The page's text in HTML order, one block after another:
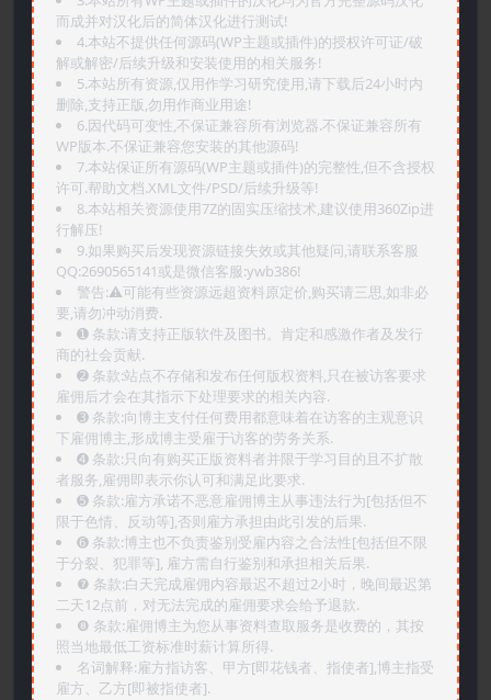
而成并对汉化后的简体汉化进行测试!
4.本站不提供任何源码(WP主题或插件)的授权许可证/破
解或解密/后续升级和安装使用的相关服务!
5.本站所有资源,仅用作学习研究使用,请下载后24小时内
删除,支持正版,勿用作商业用途!
6.因代码可变性,不保证兼容所有浏览器.不保证兼容所有
WP版本.不保证兼容您安装的其他源码!
7.本站保证所有源码(WP主题或插件)的完整性,但不含授权
许可.帮助文档.XML文件/PSD/后续升级等!
8.本站相关资源使用7Z的固实压缩技术,建议使用360Zip进
行解压!
9.如果购买后发现资源链接失效或其他疑问,请联系客服
QQ:2690565141或是微信客服:ywb386!
警告:⚠️可能有些资源远超资料原定价,购买请三思,如非必
要,请勿冲动消费.
➊️ 条款:请支持正版软件及图书。肯定和感激作者及发行
商的社会贡献.
➋️ 条款:站点不存储和发布任何版权资料,只在被访客要求
雇佣后才会在其指示下处理要求的相关内容.
➌️ 条款:向博主支付任何费用都意味着在访客的主观意识
下雇佣博主,形成博主受雇于访客的劳务关系.
➍️ 条款:只向有购买正版资料者并限于学习目的且不扩散
者服务,雇佣即表示你认可和满足此要求.
➎ 条款:雇方承诺不恶意雇佣博主从事违法行为[包括但不
限于色情、反动等],否则雇方承担由此引发的后果.
➏️ 条款:博主也不负责鉴别受雇内容之合法性[包括但不限
于分裂、犯罪等], 雇方需自行鉴别和承担相关后果.
❼ 条款:白天完成雇佣内容最迟不超过2小时，晚间最迟第
二天12点前，对无法完成的雇佣要求会给予退款.
❽ 条款:雇佣博主为您从事资料查取服务是收费的，其按
照当地最低工资标准时薪计算所得.
名词解释:雇方指访客、甲方[即花钱者、指使者],博主指受
雇方、乙方[即被指使者].